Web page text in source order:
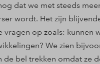
dat we met steeds
wordt. Het zijn
vragen op zoals: kunnen
We zien
bel trekken omdat ze